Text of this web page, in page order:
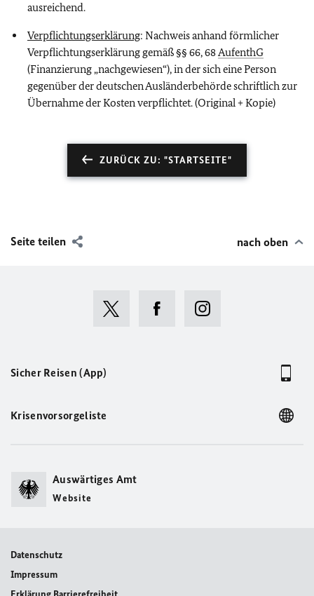
ausreichend.
Verpflichtungserklärung: Nachweis anhand förmlicher
Verpflichtungserklärung gemäß §§ 66, 68AufenthG
(Finanzierung „nachgewiesen“), in der sich eine Person
gegenüber der deutschen Ausländerbehörde schriftlich zur
Übernahme der Kosten verpflichtet. (Original + Kopie)
ZURÜCK ZU: "STARTSEITE"
Seite teilen nach oben
Sicher Reisen (App)
Krisenvorsorgeliste
Auswärtiges Amt
Website
Datenschutz
Impressum